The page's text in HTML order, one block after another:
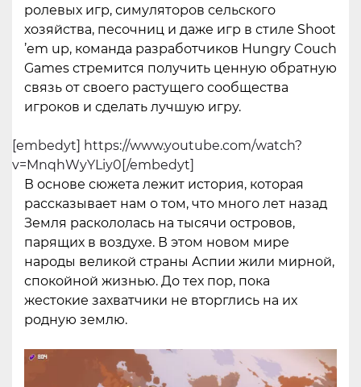
ролевых игр, симуляторов сельского
хозяйства, песочниц и даже игр в стиле Shoot
’em up, команда разработчиков Hungry Couch
Games стремится получить ценную обратную
связь от своего растущего сообщества
игроков и сделать лучшую игру.
[embedyt] https://www.youtube.com/watch?
v=MnqhWyYLiy0[/embedyt]
В основе сюжета лежит история, которая
рассказывает нам о том, что много лет назад
Земля раскололась на тысячи островов,
парящих в воздухе. В этом новом мире
народы великой страны Аспии жили мирной,
спокойной жизнью. До тех пор, пока
жестокие захватчики не вторглись на их
родную землю.